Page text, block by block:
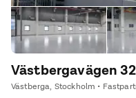
Västbergavägen 32
Västberga, Stockholm •